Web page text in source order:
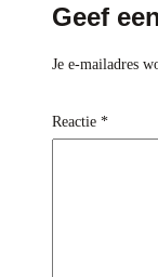
Geef
Je e-mailadres
Reactie *